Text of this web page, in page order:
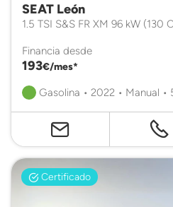
SEAT León
1.5 TSI S&S FR XM 96 kW (130
Financia desde
193€/mes*
Gasolina • 2022 • Manual
Certificado